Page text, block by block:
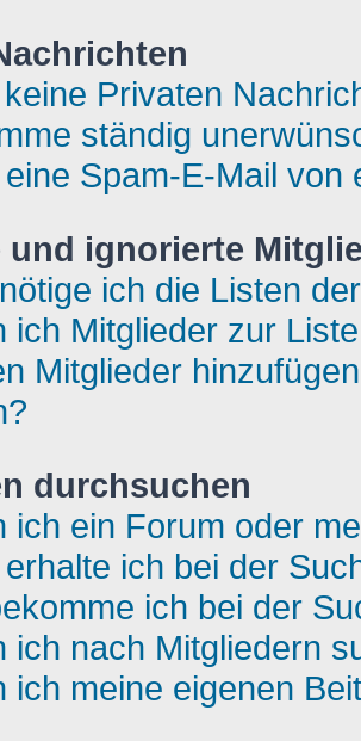
Privaten
ständig
Spam-E-Mail
und ignorierte
ich die Listen
ich Mitglieder zur
Mitglieder
durchsuchen
ich ein Forum oder
ich bei der
ich bei der
ich nach Mitgliedern
ich meine eigenen